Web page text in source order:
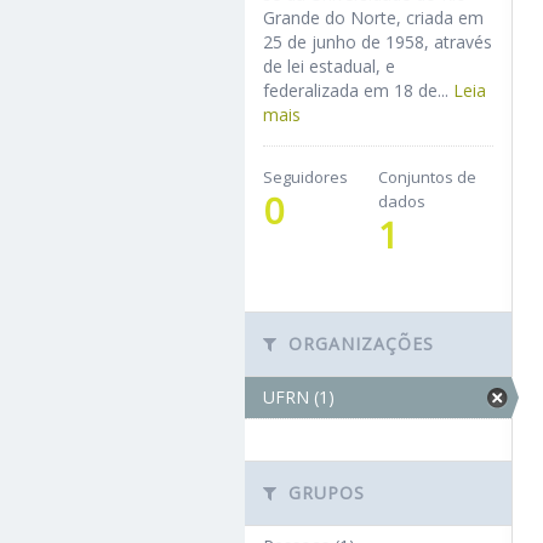
Grande do Norte, criada em
25 de junho de 1958, através
de lei estadual, e
federalizada em 18 de... Leia
mais
Seguidores
0
Conjuntos de
dados
1
ORGANIZAÇÕES
UFRN (1)
GRUPOS